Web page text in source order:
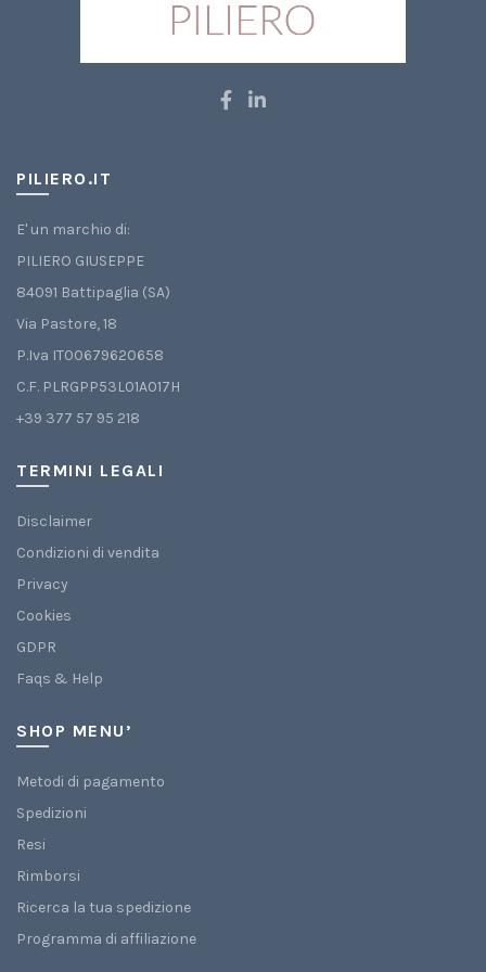
PILIERO.IT
E' un marchio di:
PILIERO GIUSEPPE
84091 Battipaglia (SA)
Via Pastore, 18
P.Iva IT00679620658
C.F. PLRGPP53L01A017H
+39 377 57 95 218
TERMINI LEGALI
Disclaimer
Condizioni di vendita
Privacy
Cookies
GDPR
Faqs & Help
SHOP MENU’
Metodi di pagamento
Spedizioni
Resi
Rimborsi
Ricerca la tua spedizione
Programma di affiliazione